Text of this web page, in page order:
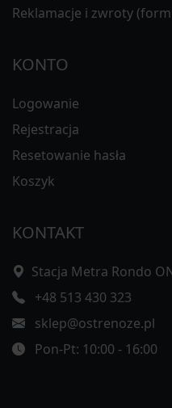
Reklamacje i zwroty
KONTO
Logowanie
Rejestracja
Resetowanie hasła
Koszyk
KONTAKT
Stacja Metra Rondo
+48 513 430 323
sklep@ostrenoze.pl
Pon-Pt: 10:00 - 16:00